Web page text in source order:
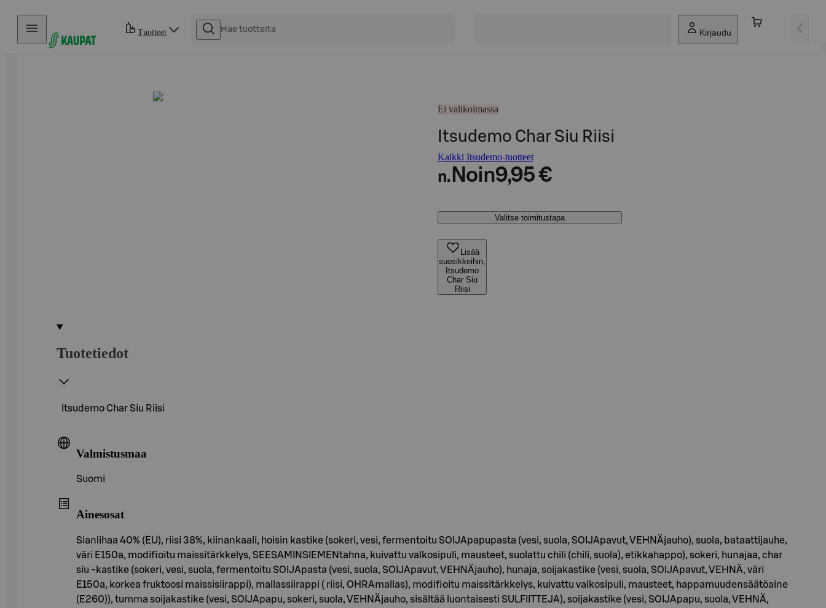
Hyppää sisältöön
Tuotteet Kirjaudu
Ei valikoimassa
Itsudemo Char Siu Riisi
Kaikki Itsudemo-tuotteet
n. Noin9,95 €
Valitse toimitustapa
Lisää
suosikkeihin,
Itsudemo
Char Siu
Riisi
Tuotetiedot
Itsudemo Char Siu Riisi
Valmistusmaa
Suomi
Ainesosat
Sianlihaa 40% (EU), riisi 38%, kiinankaali, hoisin kastike (sokeri, vesi, fermentoitu SOIJApapupasta (vesi, suola, SOIJApavut, VEHNÄjauho), suola, bataattijauhe,
väri E150a, modifioitu maissitärkkelys, SEESAMINSIEMENtahna, kuivattu valkosipuli, mausteet, suolattu chili (chili, suola), etikkahappo), sokeri, hunajaa, char
siu -kastike (sokeri, vesi, suola, fermentoitu SOIJApasta (vesi, suola, SOIJApavut, VEHNÄjauho), hunaja, soijakastike (vesi, suola, SOIJApavut, VEHNÄ, väri
E150a, korkea fruktoosi maissisiirappi), mallassiirappi ( riisi, OHRAmallas), modifioitu maissitärkkelys, kuivattu valkosipuli, mausteet, happamuudensäätöaine
(E260)), tumma soijakastike (vesi, SOIJApapu, sokeri, suola, VEHNÄjauho, sisältää luontaisesti SULFIITTEJA), soijakastike (vesi, SOIJApapu, suola, VEHNÄ,